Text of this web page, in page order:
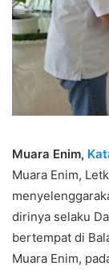
Muara Enim,
Muara Enim,
dirinya selaku
bertempat di
Muara Enim,